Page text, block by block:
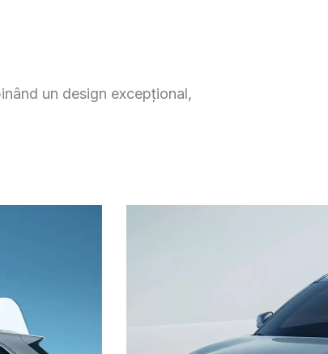
un design excepțional,